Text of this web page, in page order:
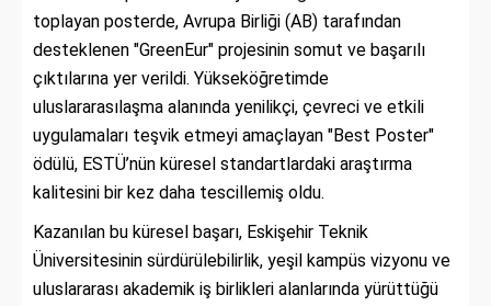
toplayan posterde, Avrupa Birliği (AB) tarafından
desteklenen "GreenEur" projesinin somut ve başarılı
çıktılarına yer verildi. Yükseköğretimde
uluslararasılaşma alanında yenilikçi, çevreci ve etkili
uygulamaları teşvik etmeyi amaçlayan "Best Poster"
ödülü, ESTÜ’nün küresel standartlardaki araştırma
kalitesini bir kez daha tescillemiş oldu.
Kazanılan bu küresel başarı, Eskişehir Teknik
Üniversitesinin sürdürülebilirlik, yeşil kampüs vizyonu ve
uluslararası akademik iş birlikleri alanlarında yürüttüğü